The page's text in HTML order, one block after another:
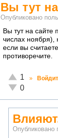
Вы тут
Опубликовано
Вы тут на сайте
числах ноября),
если вы
противоречите.
Отлично!
1
Неадекватно!
0
»
Опубликовано